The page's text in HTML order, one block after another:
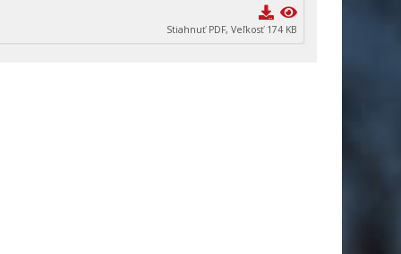
Stiahnuť PDF, Veľkosť 174 KB